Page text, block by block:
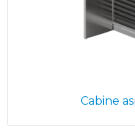
Cabine